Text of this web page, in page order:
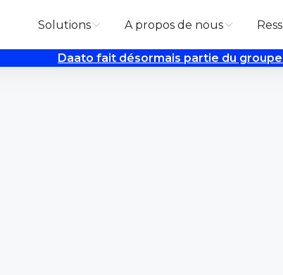
Solutions A propos de nous
Daato fait désormais partie du groupe